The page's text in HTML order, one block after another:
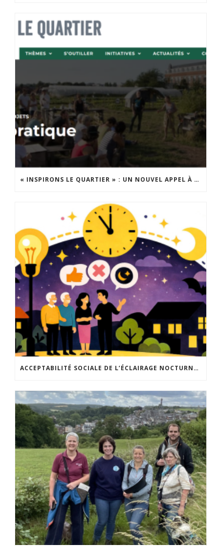
« INSPIRONS LE QUARTIER » : UN NOUVEL APPEL À PROJETS EST LANCÉ !
ACCEPTABILITÉ SOCIALE DE L’ÉCLAIRAGE NOCTURNE : LE REPLAY EST DISPONIBLE